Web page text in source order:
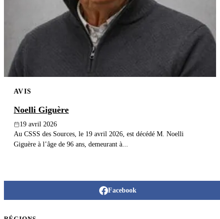
Publier un avis
Recherche
AVIS
Noelli Giguère
19 avril 2026
Au CSSS des Sources, le 19 avril 2026, est décédé M. Noelli
Giguère à l’âge de 96 ans, demeurant à...
Facebook